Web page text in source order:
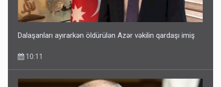
Dalaşanları ayırarkən öldürülən Azər vəkilin qardaşı imiş
10:11